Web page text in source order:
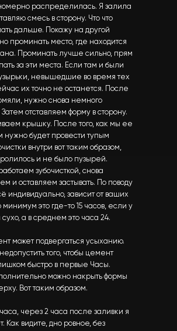
распределилась. Я залила
смесь в сторону. Что что
дальше. Покажу на другой
проминать место, где находится
Проминать лучше сильно, прям
за эти места. Если там и были
невышедшие во время тех
их точно не останется. После
нужно снова немного
Затем отставляем форму в сторону.
крышку. После того, как мы ее
нужно будет провести тупым
внутри вот таким образом,
и не было пузырей.
зубочисткой, снова
и оставляем застывать. По поводу
индивидуально, зависит от ваших
минимум это где-то 15 часов, если у
сухо, а в среднем это часа 24.
может подвергаться усыханию.
того, чтобы цемент
быстро в первые Часы.
можно накрыть формы
Вот таким образом.
через 2 часа после заливки я
Как видите, дно ровное, без